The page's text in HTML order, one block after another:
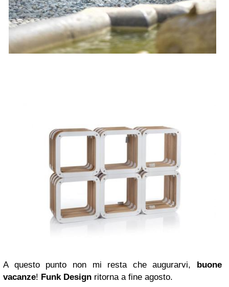
A questo punto non mi resta che augurarvi,
buone
vacanze! Funk Design ritorna a fine agosto.